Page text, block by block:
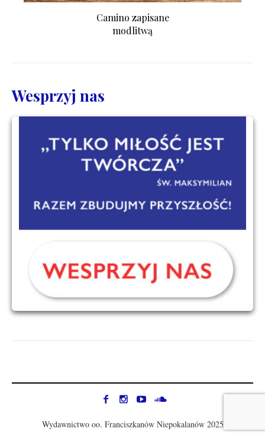
Camino zapisane
modlitwą
Wesprzyj nas
Wydawnictwo oo. Franciszkanów Niepokalanów 2025